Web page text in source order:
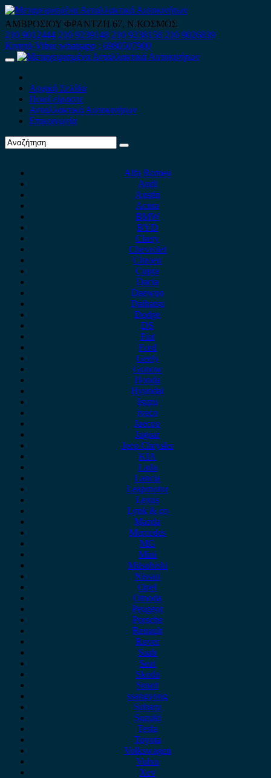
Skip
to
content
ΑΜΒΡΟΣΙΟΥ ΦΡΑΝΤΖΗ 67, Ν.ΚΟΣΜΟΣ
210 9012444 210 9239148 210 9238158 210 9026839
Κινητό-Viber-whatsapp : 6980507900
Primary
Αρχική Σελίδα
Ποιοί είμαστε
Ανταλλακτικά Αυτοκινήτων
Επικοινωνία
Alfa Romeo
Audi
Austin
Acura
BMW
BYD
Chery
Chevrolet
Citroen
Cupra
Dacia
Daewoo
Daihatsu
Dodge
DS
Fiat
Ford
Geely
Gonow
Honda
Hyundai
Isuzu
iveco
Jaecoo
Jaguar
Jeep Chrysler
KIA
Lada
Lancia
Leapmotor
Lexus
Lynk & co
Mazda
Mercedes
MG
Mini
Mitsubishi
Nissan
Opel
Omoda
Peugeot
Porsche
Renault
Rover
Saab
Seat
Skoda
Smart
ssangyong
Subaru
Suzuki
Tesla
Toyota
Volkswagen
Volvo
Xev